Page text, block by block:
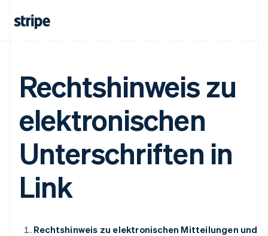
Rechtshinweis zu
elektronischen
Unterschriften in
Link
Rechtshinweis zu elektronischen Mitteilungen und